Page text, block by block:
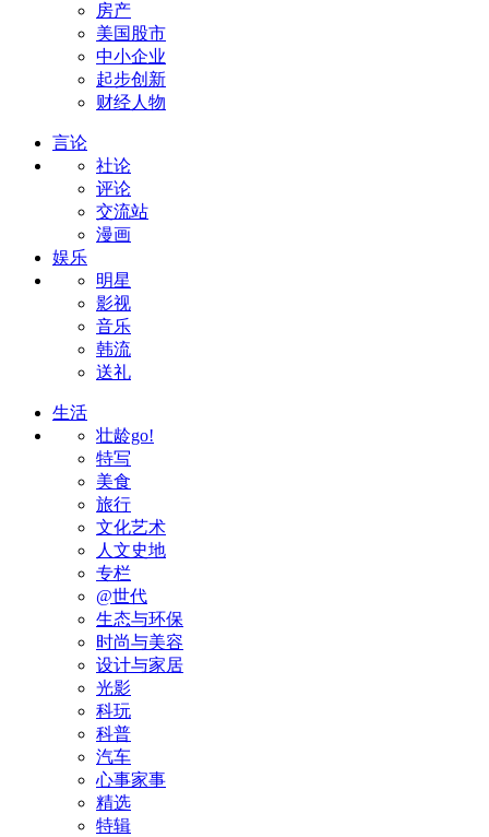
房产
美国股市
中小企业
起步创新
财经人物
言论
社论
评论
交流站
漫画
娱乐
明星
影视
音乐
韩流
送礼
生活
壮龄go!
特写
美食
旅行
文化艺术
人文史地
专栏
@世代
生态与环保
时尚与美容
设计与家居
光影
科玩
科普
汽车
心事家事
精选
特辑